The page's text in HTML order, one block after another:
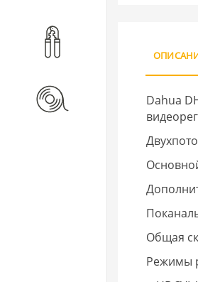
РасходныеDahua
Общая
Режимы